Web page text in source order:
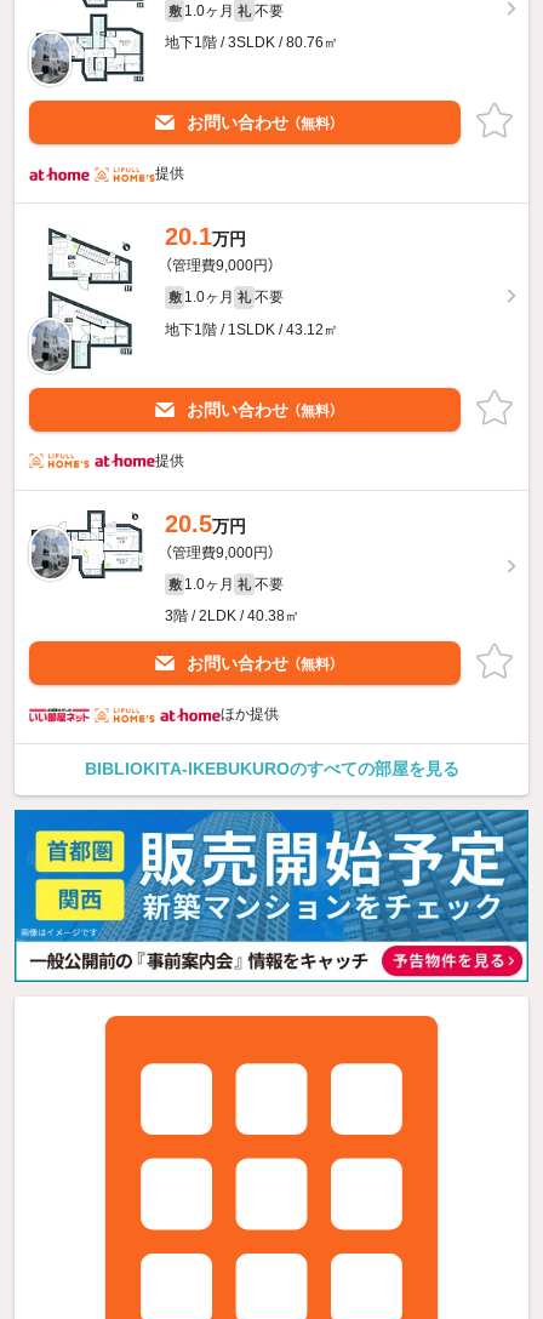
敷 1.0ヶ月 礼 不要
地下1階 / 3SLDK / 80.76㎡
お問い合わせ （無料）
提供
20.1万円
（管理費9,000円）
敷 1.0ヶ月 礼 不要
地下1階 / 1SLDK / 43.12㎡
お問い合わせ （無料）
提供
20.5万円
（管理費9,000円）
敷 1.0ヶ月 礼 不要
3階 / 2LDK / 40.38㎡
お問い合わせ （無料）
ほか提供
BIBLIOKITA-IKEBUKUROのすべての部屋を見る